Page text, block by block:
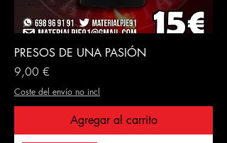
PRESOS DE UNA PASIÓN
Precio
9,00 €
Coste del envío no incl
Agregar al carrito